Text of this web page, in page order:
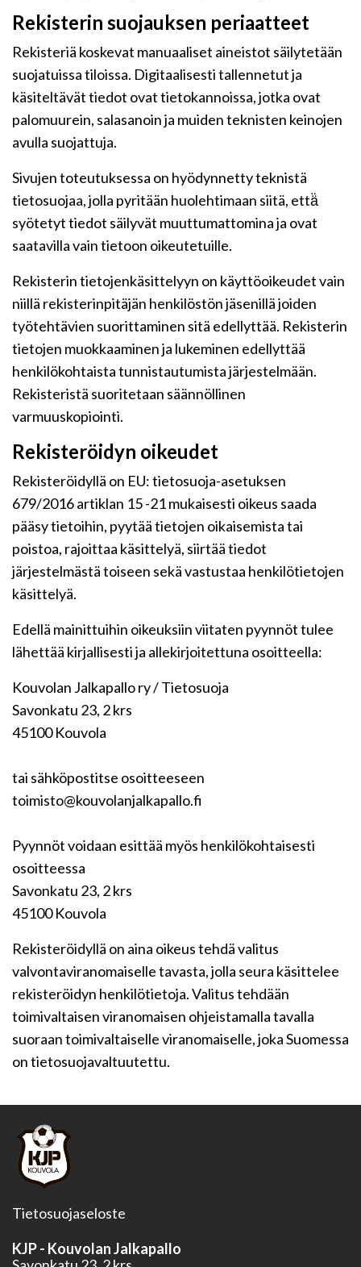
Rekisterin suojauksen periaatteet
Rekisteriä koskevat manuaaliset aineistot säilytetään
suojatuissa tiloissa. Digitaalisesti tallennetut ja
käsiteltävät tiedot ovat tietokannoissa, jotka ovat
palomuurein, salasanoin ja muiden teknisten keinojen
avulla suojattuja.
Sivujen toteutuksessa on hyödynnetty teknistä
tietosuojaa, jolla pyritään huolehtimaan siitä, että̈
syötetyt tiedot säilyvät muuttumattomina ja ovat
saatavilla vain tietoon oikeutetuille.
Rekisterin tietojenkäsittelyyn on käyttöoikeudet vain
niillä rekisterinpitäjän henkilöstön jäsenillä joiden
työtehtävien suorittaminen sitä edellyttää. Rekisterin
tietojen muokkaaminen ja lukeminen edellyttää
henkilökohtaista tunnistautumista järjestelmään.
Rekisteristä suoritetaan säännöllinen
varmuuskopiointi.
Rekisteröidyn oikeudet
Rekisteröidyllä on EU: tietosuoja-asetuksen
679/2016 artiklan 15 -21 mukaisesti oikeus saada
pääsy tietoihin, pyytää tietojen oikaisemista tai
poistoa, rajoittaa käsittelyä, siirtää tiedot
järjestelmästä toiseen sekä vastustaa henkilötietojen
käsittelyä.
Edellä mainittuihin oikeuksiin viitaten pyynnöt tulee
lähettää kirjallisesti ja allekirjoitettuna osoitteella:
Kouvolan Jalkapallo ry / Tietosuoja
Savonkatu 23, 2 krs
45100 Kouvola
tai sähköpostitse osoitteeseen
toimisto@kouvolanjalkapallo.fi
Pyynnöt voidaan esittää myös henkilökohtaisesti
osoitteessa
Savonkatu 23, 2 krs
45100 Kouvola
Rekisteröidyllä on aina oikeus tehdä valitus
valvontaviranomaiselle tavasta, jolla seura käsittelee
rekisteröidyn henkilötietoja. Valitus tehdään
toimivaltaisen viranomaisen ohjeistamalla tavalla
suoraan toimivaltaiselle viranomaiselle, joka Suomessa
on tietosuojavaltuutettu.
Tietosuojaseloste
KJP - Kouvolan Jalkapallo